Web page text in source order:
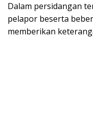
Dalam persidangan
pelapor beserta
memberikan